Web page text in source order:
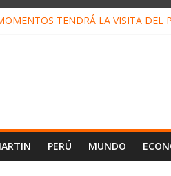
TENDRÁ LA VISITA DEL
PERÚ MUNDO